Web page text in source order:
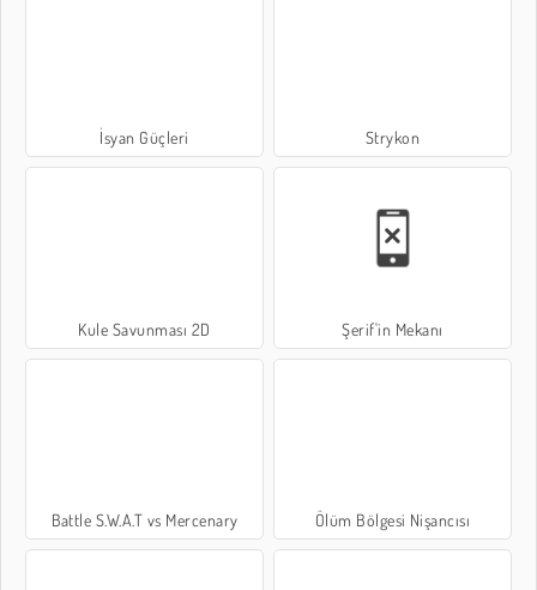
İsyan Güçleri Strykon
Kule Savunması 2D Şerif'in Mekanı
Battle S.W.A.T vs Mercenary Ölüm Bölgesi Nişancısı